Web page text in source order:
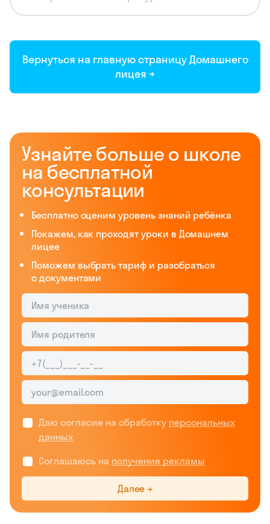
Вернуться на главную страницу Домашнего
лицея →
Узнайте больше о школе
на бесплатной
консультации
Бесплатно оценим уровень знаний ребёнка
Покажем, как проходят уроки в Домашнем
лицее
Поможем выбрать тариф и разобраться
с документами
Даю согласие на обработку персональных
данных
Соглашаюсь на получение рекламы
Далее →